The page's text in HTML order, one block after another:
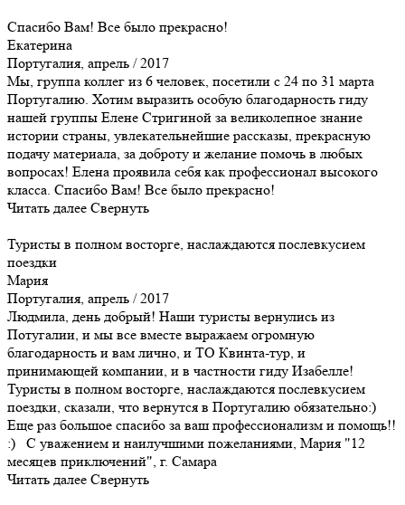
Спасибо Вам! Все было прекрасно!
Екатерина
Португалия, апрель / 2017
Мы, группа коллег из 6 человек, посетили с 24 по 31 марта
Португалию. Хотим выразить особую благодарность гиду
нашей группы Елене Стригиной за великолепное знание
истории страны, увлекательнейшие рассказы, прекрасную
подачу материала, за доброту и желание помочь в любых
вопросах! Елена проявила себя как профессионал высокого
класса. Спасибо Вам! Все было прекрасно!
Читать далее Свернуть
Туристы в полном восторге, наслаждаются послевкусием
поездки
Мария
Португалия, апрель / 2017
Людмила, день добрый! Наши туристы вернулись из
Потугалии, и мы все вместе выражаем огромную
благодарность и вам лично, и ТО Квинта-тур, и
принимающей компании, и в частности гиду Изабелле!
Туристы в полном восторге, наслаждаются послевкусием
поездки, сказали, что вернутся в Португалию обязательно:)
Еще раз большое спасибо за ваш профессионализм и помощь!!
:) С уважением и наилучшими пожеланиями, Мария "12
месяцев приключений", г. Самара
Читать далее Свернуть